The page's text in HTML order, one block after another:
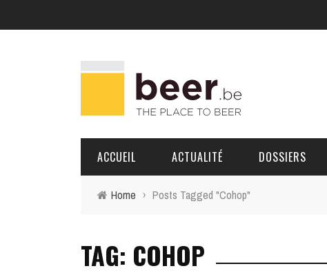
ACCUEIL ACTUALITÉ DOSSIERS
Home › Posts Tagged "Cohop"
TAG: COHOP